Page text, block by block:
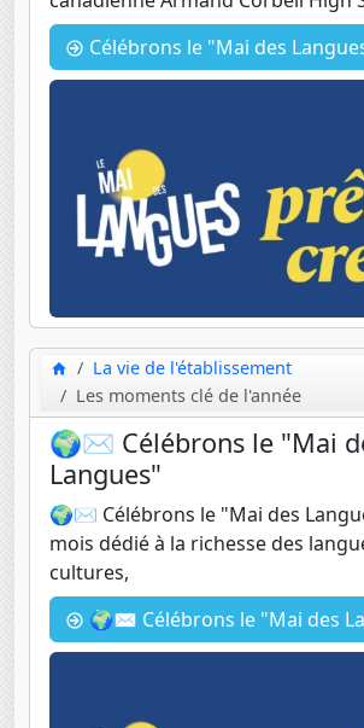
Célébrons le "Mai des Langues" avec une correspondance
La vie de l'établissement
Les moments clé de l'année
🌍✉️ Célébrons le "Mai
Langues"
🌍✉️ Célébrons le "Mai des
mois dédié à la richesse des
cultures,
🌍✉️ Célébrons le "Mai des